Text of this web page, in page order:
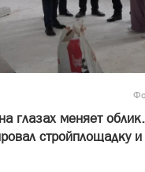
глазах меняет
стройплощадку